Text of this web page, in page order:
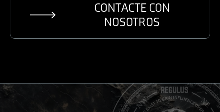
CONTACTE CON
NOSOTROS